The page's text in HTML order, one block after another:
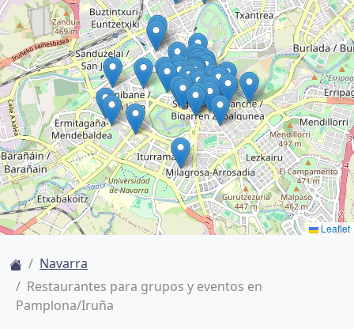
Leaflet
Navarra
Restaurantes para grupos y eventos en
Pamplona/Iruña